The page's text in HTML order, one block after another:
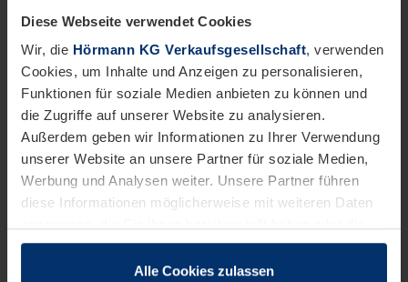
Diese Webseite verwendet Cookies
Wir, die Hörmann KG Verkaufsgesellschaft, verwenden
Cookies, um Inhalte und Anzeigen zu personalisieren,
Funktionen für soziale Medien anbieten zu können und
die Zugriffe auf unserer Website zu analysieren.
Außerdem geben wir Informationen zu Ihrer Verwendung
unserer Website an unsere Partner für soziale Medien,
Werbung und Analysen weiter. Unsere Partner führen
diese Informationen möglicherweise mit weiteren Daten
sie im Rahmen Ihrer Nutzung der Dienste gesammelt
Alle Cookies zulassen